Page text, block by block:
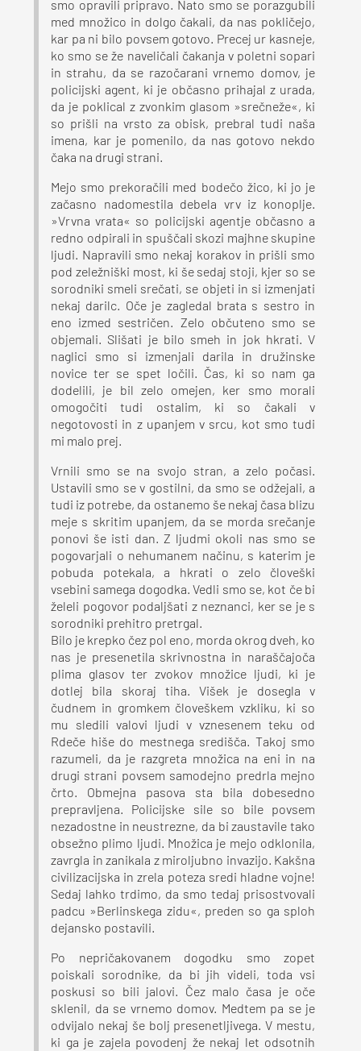
smo opravili pripravo. Nato smo se porazgubili
med množico in dolgo čakali, da nas pokličejo,
kar pa ni bilo povsem gotovo. Precej ur kasneje,
ko smo se že naveličali čakanja v poletni sopari
in strahu, da se razočarani vrnemo domov, je
policijski agent, ki je občasno prihajal z urada,
da je poklical z zvonkim glasom »srečneže«, ki
so prišli na vrsto za obisk, prebral tudi naša
imena, kar je pomenilo, da nas gotovo nekdo
čaka na drugi strani.
Mejo smo prekoračili med bodečo žico, ki jo je
začasno nadomestila debela vrv iz konoplje.
»Vrvna vrata« so policijski agentje občasno a
redno odpirali in spuščali skozi majhne skupine
ljudi. Napravili smo nekaj korakov in prišli smo
pod zeležniški most, ki še sedaj stoji, kjer so se
sorodniki smeli srečati, se objeti in si izmenjati
nekaj darilc. Oče je zagledal brata s sestro in
eno izmed sestričen. Zelo občuteno smo se
objemali. Slišati je bilo smeh in jok hkrati. V
naglici smo si izmenjali darila in družinske
novice ter se spet ločili. Čas, ki so nam ga
dodelili, je bil zelo omejen, ker smo morali
omogočiti tudi ostalim, ki so čakali v
negotovosti in z upanjem v srcu, kot smo tudi
mi malo prej.
Vrnili smo se na svojo stran, a zelo počasi.
Ustavili smo se v gostilni, da smo se odžejali, a
tudi iz potrebe, da ostanemo še nekaj časa blizu
meje s skritim upanjem, da se morda srečanje
ponovi še isti dan. Z ljudmi okoli nas smo se
pogovarjali o nehumanem načinu, s katerim je
pobuda potekala, a hkrati o zelo človeški
vsebini samega dogodka. Vedli smo se, kot če bi
želeli pogovor podaljšati z neznanci, ker se je s
sorodniki prehitro pretrgal.
Bilo je krepko čez pol eno, morda okrog dveh, ko
nas je presenetila skrivnostna in naraščajoča
plima glasov ter zvokov množice ljudi, ki je
dotlej bila skoraj tiha. Višek je dosegla v
čudnem in gromkem človeškem vzkliku, ki so
mu sledili valovi ljudi v vznesenem teku od
Rdeče hiše do mestnega središča. Takoj smo
razumeli, da je razgreta množica na eni in na
drugi strani povsem samodejno predrla mejno
črto. Obmejna pasova sta bila dobesedno
prepravljena. Policijske sile so bile povsem
nezadostne in neustrezne, da bi zaustavile tako
obsežno plimo ljudi. Množica je mejo odklonila,
zavrgla in zanikala z miroljubno invazijo. Kakšna
civilizacijska in zrela poteza sredi hladne vojne!
Sedaj lahko trdimo, da smo tedaj prisostvovali
padcu »Berlinskega zidu«, preden so ga sploh
dejansko postavili.
Po nepričakovanem dogodku smo zopet
poiskali sorodnike, da bi jih videli, toda vsi
poskusi so bili jalovi. Čez malo časa je oče
sklenil, da se vrnemo domov. Medtem pa se je
odvijalo nekaj še bolj presenetljivega. V mestu,
ki ga je zajela povodenj že nekaj let odsotnih